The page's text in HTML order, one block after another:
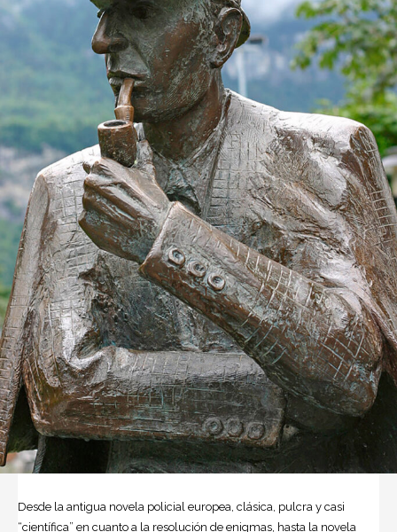
Desde la antigua novela policial europea, clásica, pulcra y casi
“científica” en cuanto a la resolución de enigmas, hasta la novela